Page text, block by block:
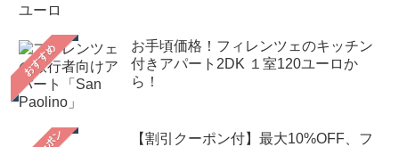
おすすめ
お手頃価格！フィレンツェのキッチン
付きアパート2DK １室120ユーロか
ら！
【割引クーポン付】最大10%OFF、フ